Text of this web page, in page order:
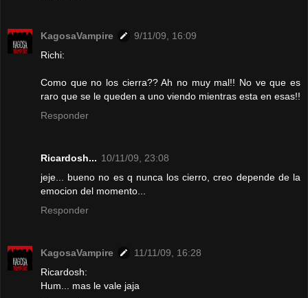
KagosaVampire
9/11/09, 16:09
Richi:
Como que no los cierra?? Ah no muy mal!! No ve que es
raro que se le queden a uno viendo mientras esta en esas!!
Responder
Ricardosh... 10/11/09, 23:08
jeje... bueno no es q nunca los cierro, creo depende de la
emocion del momento...
Responder
KagosaVampire
11/11/09, 16:28
Ricardosh:
Hum... mas le vale jaja